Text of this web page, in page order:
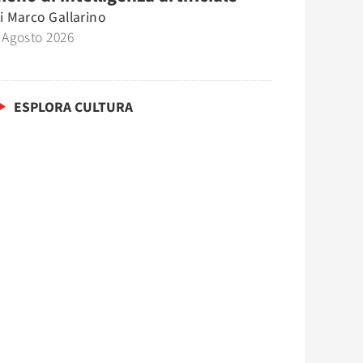
Marco Gallarino
2026
ESPLORA CULTURA